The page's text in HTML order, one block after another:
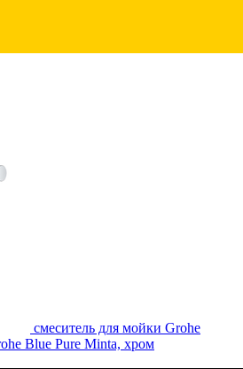
смеситель для мойки Grohe
Blue Pure Minta, хром